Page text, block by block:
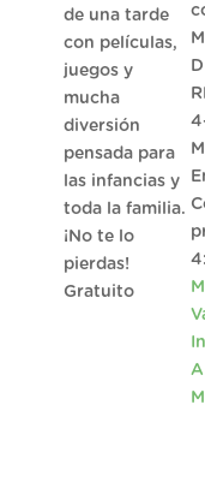
de una tarde
con películas,
juegos y
mucha
diversión
pensada para
las infancias y
toda la familia.
¡No te lo
pierdas!
Gratuito